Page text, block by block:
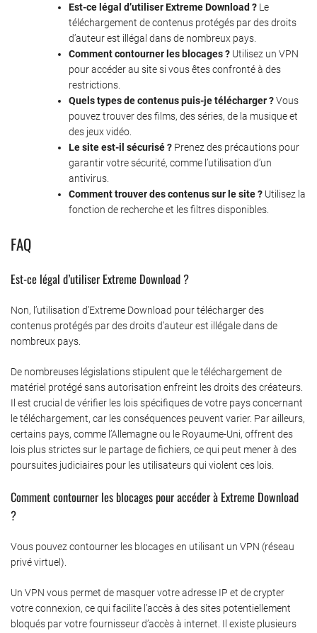
Est-ce légal d’utiliser Extreme Download ? Le
téléchargement de contenus protégés par des droits
d’auteur est illégal dans de nombreux pays.
Comment contourner les blocages ? Utilisez un VPN
pour accéder au site si vous êtes confronté à des
restrictions.
Quels types de contenus puis-je télécharger ?Vous
pouvez trouver des films, des séries, de la musique et
des jeux vidéo.
Le site est-il sécurisé ? Prenez des précautions pour
garantir votre sécurité, comme l’utilisation d’un
antivirus.
Comment trouver des contenus sur le site ? Utilisez la
fonction de recherche et les filtres disponibles.
FAQ
Est-ce légal d’utiliser Extreme Download ?
Non, l’utilisation d’Extreme Download pour télécharger des
contenus protégés par des droits d’auteur est illégale dans de
nombreux pays.
De nombreuses législations stipulent que le téléchargement de
matériel protégé sans autorisation enfreint les droits des créateurs.
Il est crucial de vérifier les lois spécifiques de votre pays concernant
le téléchargement, car les conséquences peuvent varier. Par ailleurs,
certains pays, comme l’Allemagne ou le Royaume-Uni, offrent des
lois plus strictes sur le partage de fichiers, ce qui peut mener à des
poursuites judiciaires pour les utilisateurs qui violent ces lois.
Comment contourner les blocages pour accéder à Extreme Download
?
Vous pouvez contourner les blocages en utilisant un VPN (réseau
privé virtuel).
Un VPN vous permet de masquer votre adresse IP et de crypter
votre connexion, ce qui facilite l’accès à des sites potentiellement
bloqués par votre fournisseur d’accès à internet. Il existe plusieurs